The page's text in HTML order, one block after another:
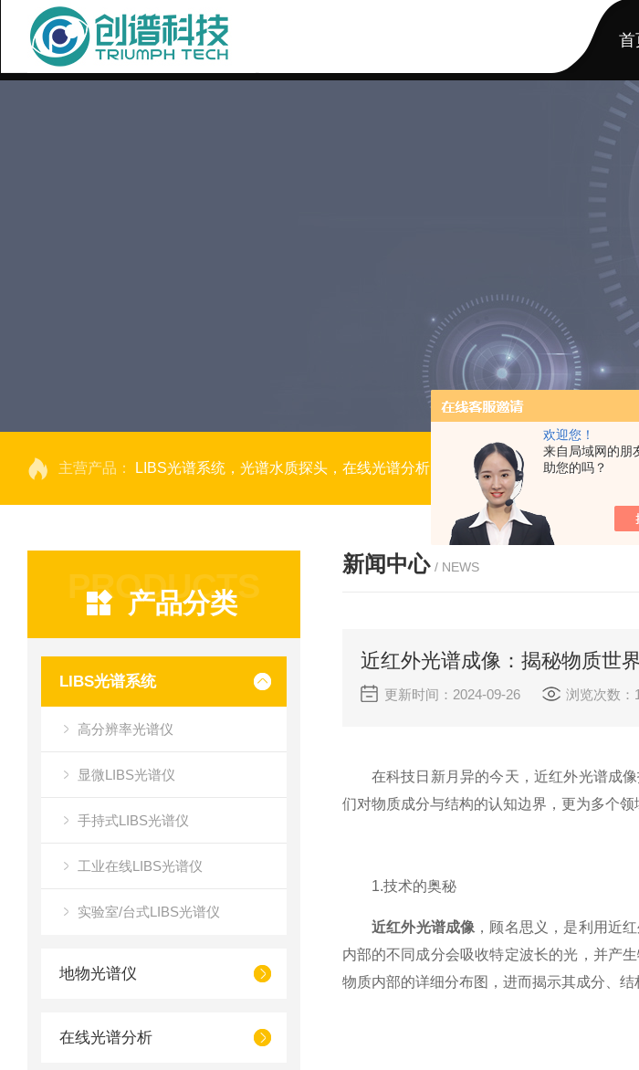
欢迎您！
来自局域网的朋
助您的吗？
首
主营产品： LIBS光谱系统，光谱水质探头，在线光谱分析，高光谱相机，量子效率光谱，BRDF系统，拉曼光谱，模块与子系统，服务与定制
PRODUCTS
产品分类
LIBS光谱系统
高分辨率光谱仪
显微LIBS光谱仪
手持式LIBS光谱仪
工业在线LIBS光谱仪
实验室/台式LIBS光谱仪
地物光谱仪
在线光谱分析
新闻中心 / NEWS
近红外光谱成像：揭秘物质世
更新时间：2024-09-26 浏览次数：
在科技日新月异的今天，近红外光谱成像
们对物质成分与结构的认知边界，更为多个
1.技术的奥秘
近红外光谱成像 ，顾名思义，是利用近
内部的不同成分会吸收特定波长的光，并产
物质内部的详细分布图，进而揭示其成分、结